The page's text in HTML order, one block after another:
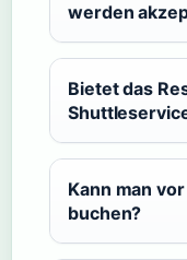
werden
Bietet das
Kann man
buchen?